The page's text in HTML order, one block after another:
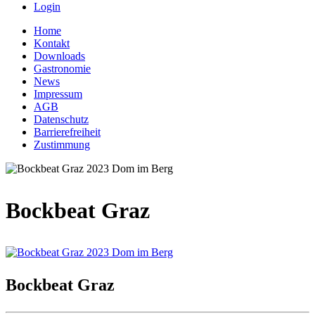
Login
Home
Kontakt
Downloads
Gastronomie
News
Impressum
AGB
Datenschutz
Barrierefreiheit
Zustimmung
Bockbeat Graz
Bockbeat Graz